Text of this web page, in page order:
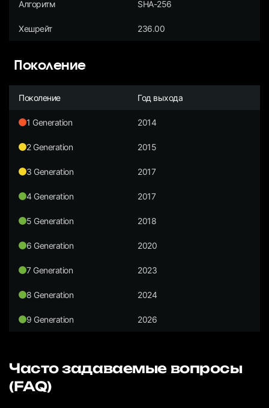
Алгоритм SHA-256
Хешрейт 236.00
Поколение
Поколение Год выхода
1 Generation 2014
2 Generation 2015
3 Generation 2017
4 Generation 2017
5 Generation 2018
6 Generation 2020
7 Generation 2023
8 Generation 2024
9 Generation 2026
Часто задаваемые вопросы
(FAQ)